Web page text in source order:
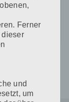
Ferner
dieser
und
um